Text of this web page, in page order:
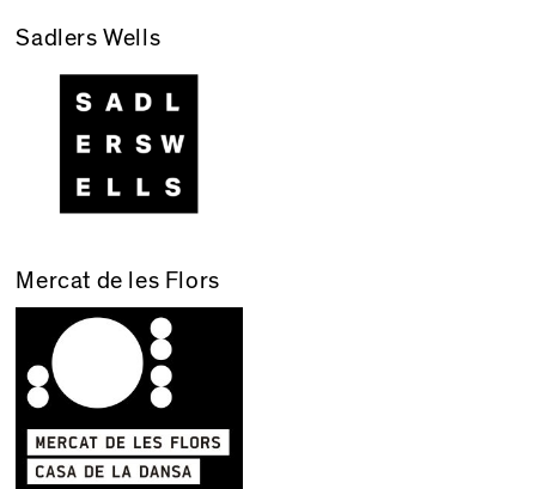
Sadlers Wells
Mercat de les Flors